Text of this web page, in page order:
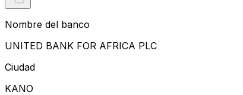
Nombre del banco
UNITED BANK FOR AFRICA PLC
Ciudad
KANO